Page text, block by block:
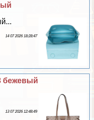
14 07 2026 18:28:47
бежевый
13 07 2026 12:48:49